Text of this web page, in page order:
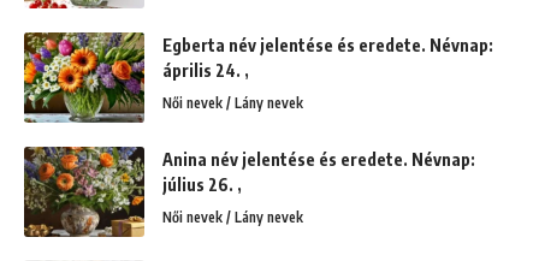
Egberta név jelentése és eredete. Névnap:
április 24. ,
Női nevek / Lány nevek
Anina név jelentése és eredete. Névnap:
július 26. ,
Női nevek / Lány nevek